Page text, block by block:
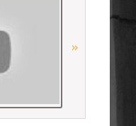
ազգային